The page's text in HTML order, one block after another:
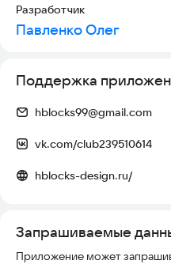
Разработчик
Павленко Олег
Поддержка
hblocks99@gmail.com
vk.com/club239510614
hblocks-design.ru/
Запрашиваемые
Приложение может